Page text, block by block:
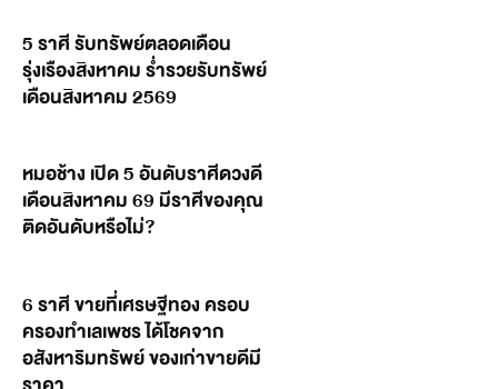
5 ราศี รับทรัพย์ตลอดเดือน
รุ่งเรืองสิงหาคม ร่ำรวยรับทรัพย์
เดือนสิงหาคม 2569
หมอช้าง เปิด 5 อันดับราศีดวงดี
เดือนสิงหาคม 69 มีราศีของคุณ
ติดอันดับหรือไม่?
6 ราศี ขายที่เศรษฐีทอง ครอบ
ครองทำเลเพชร ได้โชคจาก
อสังหาริมทรัพย์ ของเก่าขายดีมี